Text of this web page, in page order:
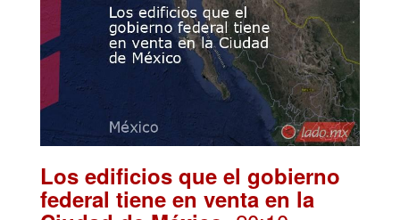
Los edificios que el gobierno
federal tiene en venta en la